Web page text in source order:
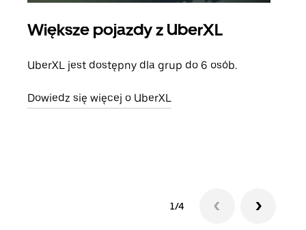
Większe pojazdy z UberXL
UberXL jest dostępny dla grup do 6 osób.
Dowiedz się więcej o UberXL
1/4